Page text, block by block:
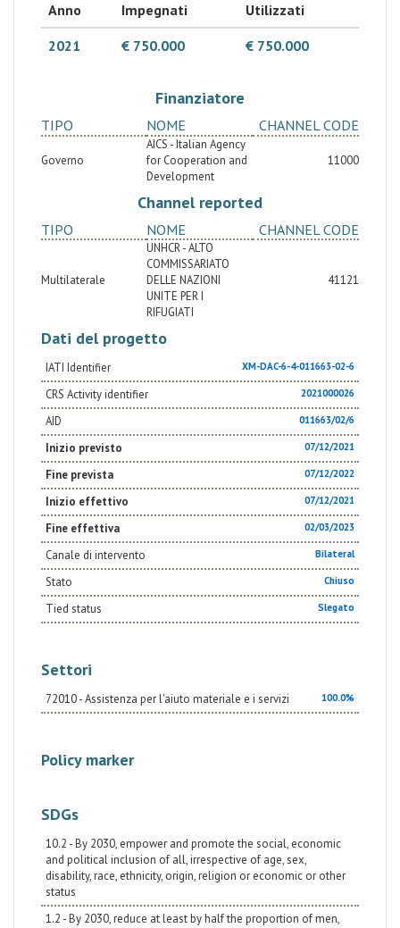
Anno Impegnati
Utilizzati
2021
€ 750.000 € 750.000
Finanziatore
TIPO NOME CHANNEL CODE
Governo
AICS - Italian Agency
for Cooperation and
Development
11000
Channel reported
TIPO NOME CHANNEL CODE
Multilaterale
UNHCR - ALTO
COMMISSARIATO
DELLE NAZIONI
UNITE PER I
RIFUGIATI
41121
Dati del progetto
IATI Identifier XM-DAC-6-4-011663-02-6
CRS Activity identifier 2021000026
AID 011663/02/6
Inizio previsto 07/12/2021
Fine prevista 07/12/2022
Inizio effettivo 07/12/2021
Fine effettiva 02/03/2023
Canale di intervento Bilateral
Stato Chiuso
Tied status Slegato
Settori
72010 - Assistenza per l'aiuto materiale e i servizi 100.0%
Policy marker
SDGs
10.2 - By 2030, empower and promote the social, economic
and political inclusion of all, irrespective of age, sex,
disability, race, ethnicity, origin, religion or economic or other
status
1.2 - By 2030, reduce at least by half the proportion of men,